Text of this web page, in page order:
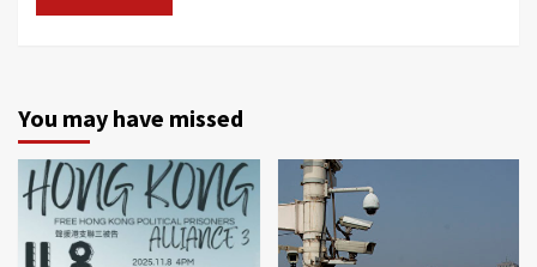
You may have missed